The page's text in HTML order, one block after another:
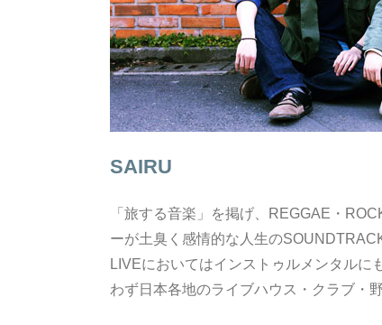
SAIRU
「旅する音楽」を掲げ、REGGAE・
ーが土臭く感情的な人生の
LIVEにおいてはインストゥルメンタルに
わず日本各地のライブハウス・クラブ・